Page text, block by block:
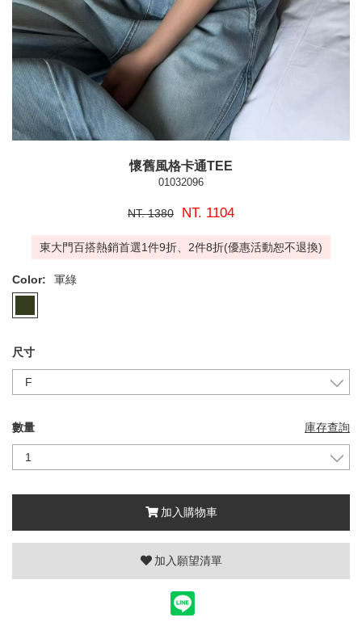
懷舊風格卡通TEE
01032096
NT. 1380 NT. 1104
東大門百搭熱銷首選1件9折、2件8折(優惠活動恕不退換)
Color: 軍綠
尺寸
數量 庫存查詢
加入購物車
加入願望清單